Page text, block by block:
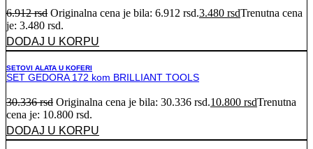
6.912rsd Originalna cena je bila: 6.912 rsd.3.480 rsdTrenutna cena
je: 3.480 rsd.
DODAJ U KORPU
SETOVI ALATA U KOFERI
SET GEDORA 172 kom BRILLIANT TOOLS
30.336rsd Originalna cena je bila: 30.336 rsd.10.800 rsdTrenutna
cena je: 10.800 rsd.
DODAJ U KORPU